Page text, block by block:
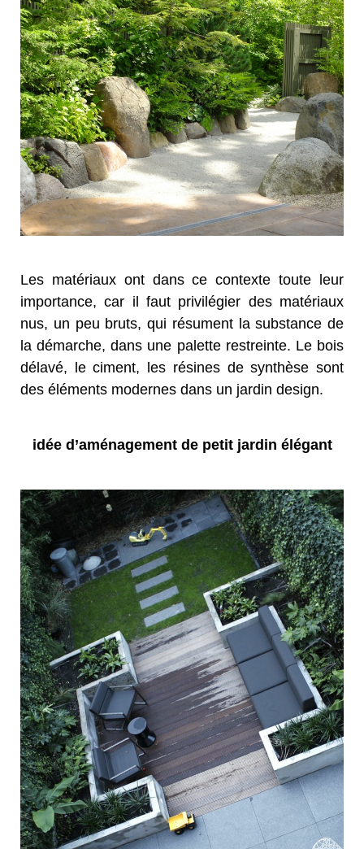
Les matériaux ont dans ce contexte toute leur
importance, car il faut privilégier des matériaux
nus, un peu bruts, qui résument la substance de
la démarche, dans une palette restreinte. Le bois
délavé, le ciment, les résines de synthèse sont
des éléments modernes dans un jardin design.
idée d’aménagement de petit jardin élégant